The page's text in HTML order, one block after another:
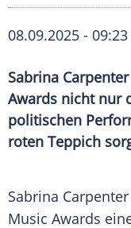
08.09.2025 -
Sabrina
Awards nicht nur
politischen
roten Teppich
Sabrina
Music Awards